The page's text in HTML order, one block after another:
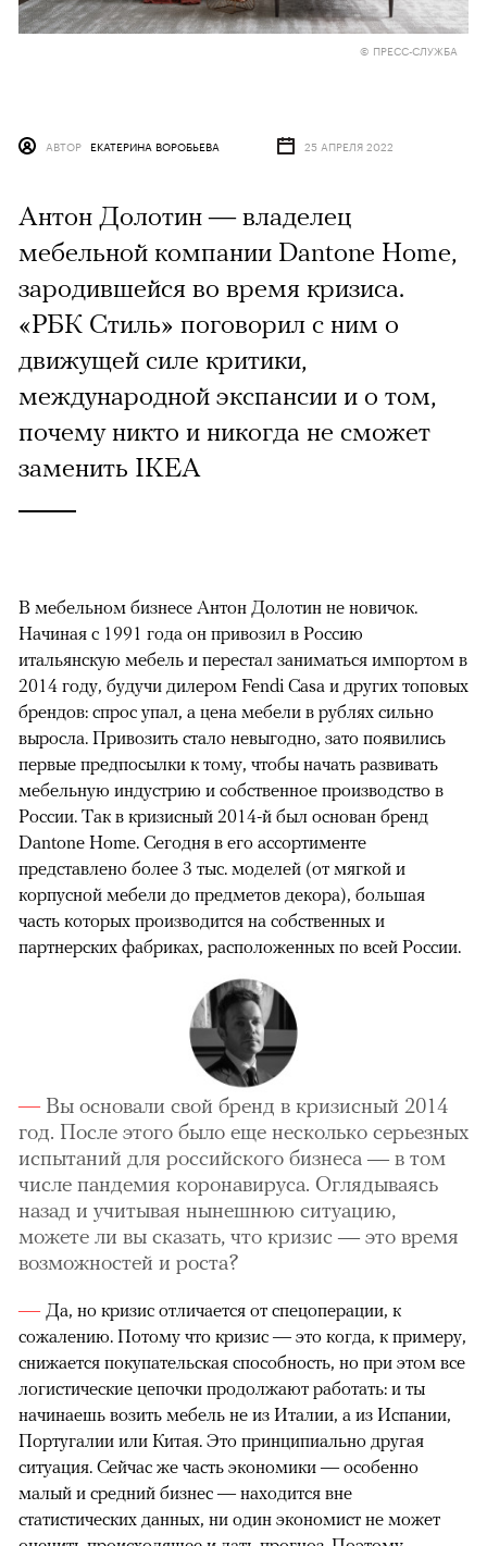
© ПРЕСС-СЛУЖБА
АВТОР ЕКАТЕРИНА ВОРОБЬЕВА 25 АПРЕЛЯ 2022
Антон Долотин — владелец
мебельной компании Dantone Home,
зародившейся во время кризиса.
«РБК Стиль» поговорил с ним о
движущей силе критики,
международной экспансии и о том,
почему никто и никогда не сможет
заменить IKEA
В мебельном бизнесе Антон Долотин не новичок.
Начиная с 1991 года он привозил в Россию
итальянскую мебель и перестал заниматься импортом в
2014 году, будучи дилером Fendi Casa и других топовых
брендов: спрос упал, а цена мебели в рублях сильно
выросла. Привозить стало невыгодно, зато появились
первые предпосылки к тому, чтобы начать развивать
мебельную индустрию и собственное производство в
России. Так в кризисный 2014-й был основан бренд
Dantone Home. Сегодня в его ассортименте
представлено более 3 тыс. моделей (от мягкой и
корпусной мебели до предметов декора), большая
часть которых производится на собственных и
партнерских фабриках, расположенных по всей России.
Вы основали свой бренд в кризисный 2014
год. После этого было еще несколько серьезных
испытаний для российского бизнеса — в том
числе пандемия коронавируса. Оглядываясь
назад и учитывая нынешнюю ситуацию,
можете ли вы сказать, что кризис — это время
возможностей и роста?
Да, но кризис отличается от спецоперации, к
сожалению. Потому что кризис — это когда, к примеру,
снижается покупательская способность, но при этом все
логистические цепочки продолжают работать: и ты
начинаешь возить мебель не из Италии, а из Испании,
Португалии или Китая. Это принципиально другая
ситуация. Сейчас же часть экономики — особенно
малый и средний бизнес — находится вне
статистических данных, ни один экономист не может